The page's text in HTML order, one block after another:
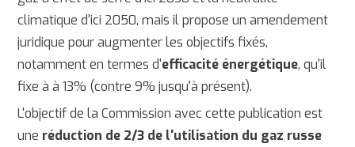
climatique d'ici 2050, mais il propose un amendement
juridique pour augmenter les objectifs fixés,
notamment en termes d'efficacité énergétique, qu'il
fixe à à 13% (contre 9% jusqu'à présent).
L'objectif de la Commission avec cette publication est
une réduction de 2/3 de l'utilisation du gaz russe